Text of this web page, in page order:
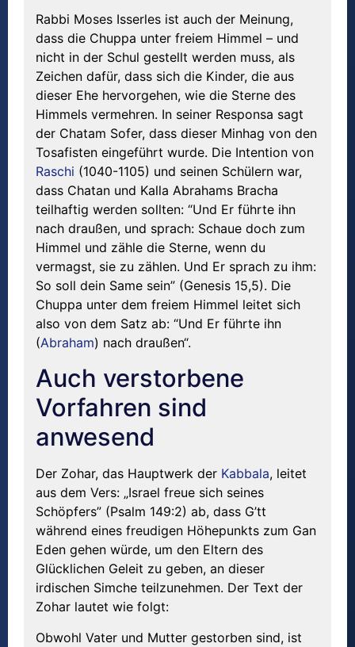
Rabbi Moses Isserles ist auch der Meinung,
dass die Chuppa unter freiem Himmel – und
nicht in der Schul gestellt werden muss, als
Zeichen dafür, dass sich die Kinder, die aus
dieser Ehe hervorgehen, wie die Sterne des
Himmels vermehren. In seiner Responsa sagt
der Chatam Sofer, dass dieser Minhag von den
Tosafisten eingeführt wurde. Die Intention von
Raschi (1040-1105) und seinen Schülern war,
dass Chatan und Kalla Abrahams Bracha
teilhaftig werden sollten: “Und Er führte ihn
nach draußen, und sprach: Schaue doch zum
Himmel und zähle die Sterne, wenn du
vermagst, sie zu zählen. Und Er sprach zu ihm:
So soll dein Same sein” (Genesis 15,5). Die
Chuppa unter dem freiem Himmel leitet sich
also von dem Satz ab: “Und Er führte ihn
(Abraham) nach draußen“.
Auch verstorbene
Vorfahren sind
anwesend
Der Zohar, das Hauptwerk der Kabbala, leitet
aus dem Vers: „Israel freue sich seines
Schöpfers” (Psalm 149:2) ab, dass G’tt
während eines freudigen Höhepunkts zum Gan
Eden gehen würde, um den Eltern des
Glücklichen Geleit zu geben, an dieser
irdischen Simche teilzunehmen. Der Text der
Zohar lautet wie folgt:
Obwohl Vater und Mutter gestorben sind, ist